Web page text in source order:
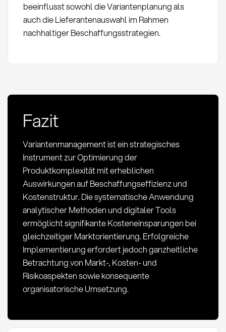
beeinflusst sowohl die Variantenplanung als
auch die Lieferantenauswahl im Rahmen
nachhaltiger Beschaffungsstrategien.
Fazit
Variantenmanagement ist ein strategisches
Instrument zur Optimierung der
Produktkomplexität mit erheblichen
Auswirkungen auf Beschaffungseffizienz und
Kostenstruktur. Die systematische Anwendung
analytischer Methoden und digitaler Tools
ermöglicht signifikante Kosteneinsparungen bei
gleichzeitiger Marktorientierung. Erfolgreiche
Implementierung erfordert jedoch ganzheitliche
Betrachtung von Markt-, Kosten- und
Risikoaspekten sowie konsequente
organisatorische Umsetzung.